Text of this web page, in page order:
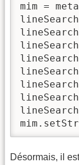
mim =
Désormais, il